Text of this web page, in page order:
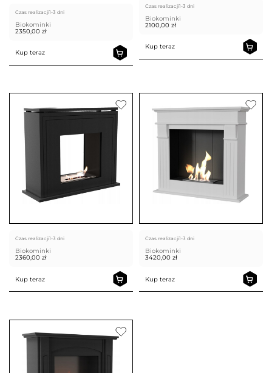
Czas realizacji1-3 dni
Biokominki
2350,00 zł
Kup teraz
Czas realizacji1-3 dni
Biokominki
2100,00 zł
Kup teraz
Czas realizacji1-3 dni
Biokominki
2360,00 zł
Kup teraz
Czas realizacji1-3 dni
Biokominki
3420,00 zł
Kup teraz